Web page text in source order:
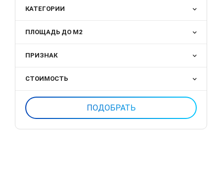
КАТЕГОРИИ
ПЛОЩАДЬ ДО М2
ПРИЗНАК
СТОИМОСТЬ